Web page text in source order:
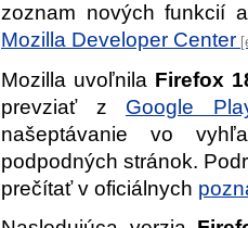
zoznam nových funkcií
Mozilla Developer Center
Mozilla uvoľnila Firefox
prevziať z Google
našeptávanie vo
podpodných stránok.
prečítať v oficiálnych